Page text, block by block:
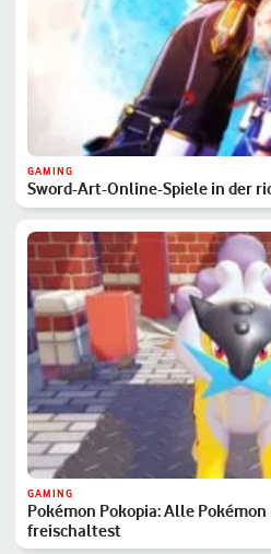
GAMING
Sword-Art-Online-Spiele in der
GAMING
Pokémon Pokopia: Alle
freischaltest